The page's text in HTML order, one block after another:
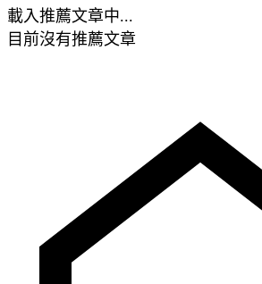
載入推薦文章中...
目前沒有推薦文章